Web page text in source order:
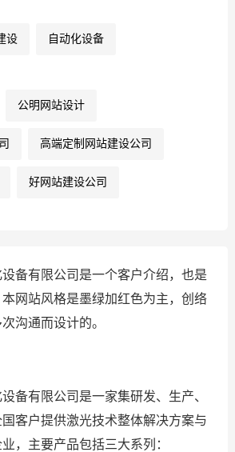
设 自动化设备
公明网站设计
高端定制网站建设公司
好网站建设公司
备有限公司是一个客户介绍，也是
网站风格是墨绿加红色为主，创络
沟通而设计的。
备有限公司是一家集研发、生产、
客户提供激光技术整体解决方案与
，主要产品包括三大系列：